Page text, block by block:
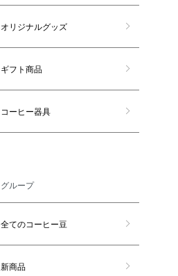
オリジナルグッズ
ギフト商品
コーヒー器具
グループ
全てのコーヒー豆
新商品